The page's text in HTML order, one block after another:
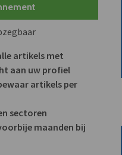
artikels met
aan uw profiel
artikels per
sectoren
maanden bij